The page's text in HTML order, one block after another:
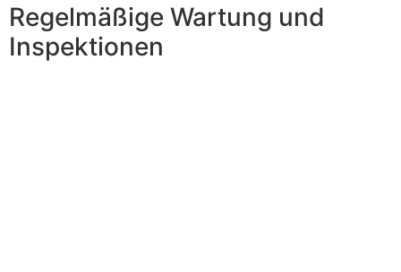
Regelmäßige Wartung und
Inspektionen